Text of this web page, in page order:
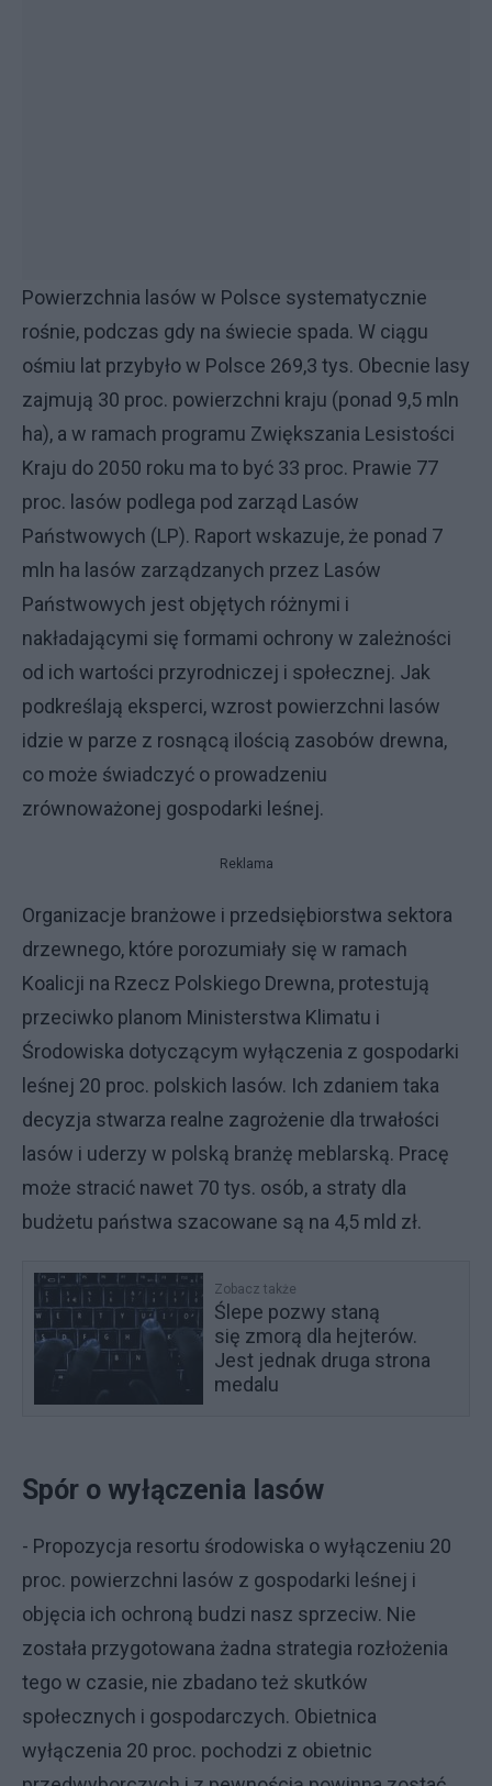
Powierzchnia lasów w Polsce systematycznie
rośnie, podczas gdy na świecie spada. W ciągu
ośmiu lat przybyło w Polsce 269,3 tys. Obecnie lasy
zajmują 30 proc. powierzchni kraju (ponad 9,5 mln
ha), a w ramach programu Zwiększania Lesistości
Kraju do 2050 roku ma to być 33 proc. Prawie 77
proc. lasów podlega pod zarząd Lasów
Państwowych (LP). Raport wskazuje, że ponad 7
mln ha lasów zarządzanych przez Lasów
Państwowych jest objętych różnymi i
nakładającymi się formami ochrony w zależności
od ich wartości przyrodniczej i społecznej. Jak
podkreślają eksperci, wzrost powierzchni lasów
idzie w parze z rosnącą ilością zasobów drewna,
co może świadczyć o prowadzeniu
zrównoważonej gospodarki leśnej.
Reklama
Organizacje branżowe i przedsiębiorstwa sektora
drzewnego, które porozumiały się w ramach
Koalicji na Rzecz Polskiego Drewna, protestują
przeciwko planom Ministerstwa Klimatu i
Środowiska dotyczącym wyłączenia z gospodarki
leśnej 20 proc. polskich lasów. Ich zdaniem taka
decyzja stwarza realne zagrożenie dla trwałości
lasów i uderzy w polską branżę meblarską. Pracę
może stracić nawet 70 tys. osób, a straty dla
budżetu państwa szacowane są na 4,5 mld zł.
Zobacz także
Ślepe pozwy staną
się zmorą dla hejterów.
Jest jednak druga strona
medalu
Spór o wyłączenia lasów
- Propozycja resortu środowiska o wyłączeniu 20
proc. powierzchni lasów z gospodarki leśnej i
objęcia ich ochroną budzi nasz sprzeciw. Nie
została przygotowana żadna strategia rozłożenia
tego w czasie, nie zbadano też skutków
społecznych i gospodarczych. Obietnica
wyłączenia 20 proc. pochodzi z obietnic